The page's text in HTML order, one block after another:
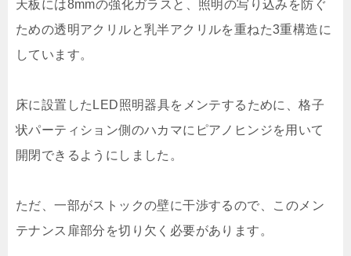
天板には8mmの強化ガラスと、照明の写り込みを防ぐ
ための透明アクリルと乳半アクリルを重ねた3重構造に
しています。
床に設置したLED照明器具をメンテするために、格子
状パーティション側のハカマにピアノヒンジを用いて
開閉できるようにしました。
ただ、一部がストックの壁に干渉するので、このメン
テナンス扉部分を切り欠く必要があります。